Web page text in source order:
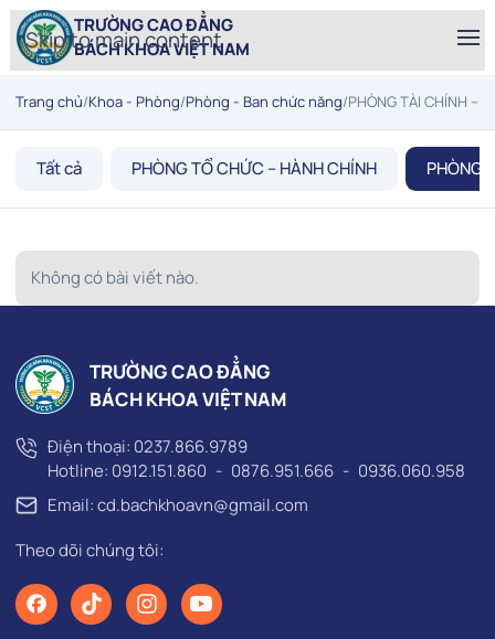
Skip to main content
TRƯỜNG CAO ĐẲNG
BÁCH KHOA VIỆT NAM
Trang chủ/Khoa - Phòng/Phòng - Ban chức năng/PHÒNG TÀI CHÍNH –
Tất cả PHÒNG TỔ CHỨC – HÀNH CHÍNH PHÒNG
Không có bài viết nào.
TRƯỜNG CAO ĐẲNG
BÁCH KHOA VIỆT NAM
Điện thoại: 0237.866.9789
Hotline: 0912.151.860 - 0876.951.666 - 0936.060.958
Email: cd.bachkhoavn@gmail.com
Theo dõi chúng tôi: